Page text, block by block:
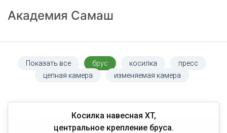
Академия Самаш
Показать все брус косилка
пресс
цепная камера
изменяемая камера
Косилка навесная XT,
центральное крепление бруса.